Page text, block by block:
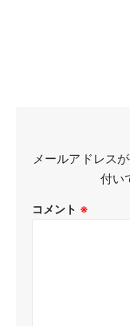
メールアドレス
付い
コメント ※